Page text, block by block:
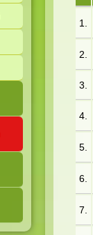
1.
2.
3.
4.
5.
6.
7.